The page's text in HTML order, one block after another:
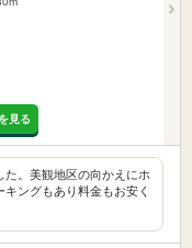
見る
た。美観地区の向かえにホ
ングもあり料金もお安く